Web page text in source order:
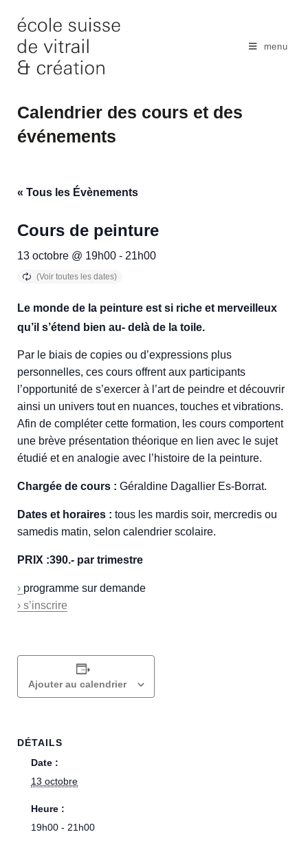
content
menu
Calendrier des cours et des
événements
« Tous les Évènements
Cours de peinture
13 octobre @ 19h00 - 21h00
Le monde de la peinture est si riche et merveilleux
qu’il s’étend bien au- delà de la toile.
Par le biais de copies ou d’expressions plus
personnelles, ces cours offrent aux participants
l’opportunité de s’exercer à l’art de peindre et découvrir
ainsi un univers tout en nuances, touches et vibrations.
Afin de compléter cette formation, les cours comportent
une brève présentation théorique en lien avec le sujet
étudié et en analogie avec l’histoire de la peinture.
Chargée de cours : Géraldine Dagallier Es-Borrat.
Dates et horaires : tous les mardis soir, mercredis ou
samedis matin, selon calendrier scolaire.
PRIX :390.- par trimestre
› programme sur demande
› s’inscrire
Ajouter au calendrier
DÉTAILS
Date :
13 octobre
Heure :
19h00 - 21h00